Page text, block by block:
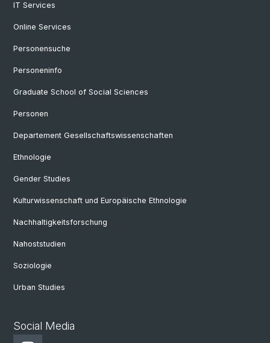
IT Services
Online Services
Personensuche
Personeninfo
Graduate School of Social Sciences
Personen
Departement Gesellschaftswissenschaften
Ethnologie
Gender Studies
Kulturwissenschaft und Europäische Ethnologie
Nachhaltigkeitsforschung
Nahoststudien
Soziologie
Urban Studies
Social Media